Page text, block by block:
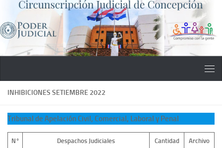
Saltar al contenido
INHIBICIONES SETIEMBRE 2022
Tribunal de Apelación Civil, Comercial, Laboral y Penal
N° Despachos Judiciales Cantidad Archivo